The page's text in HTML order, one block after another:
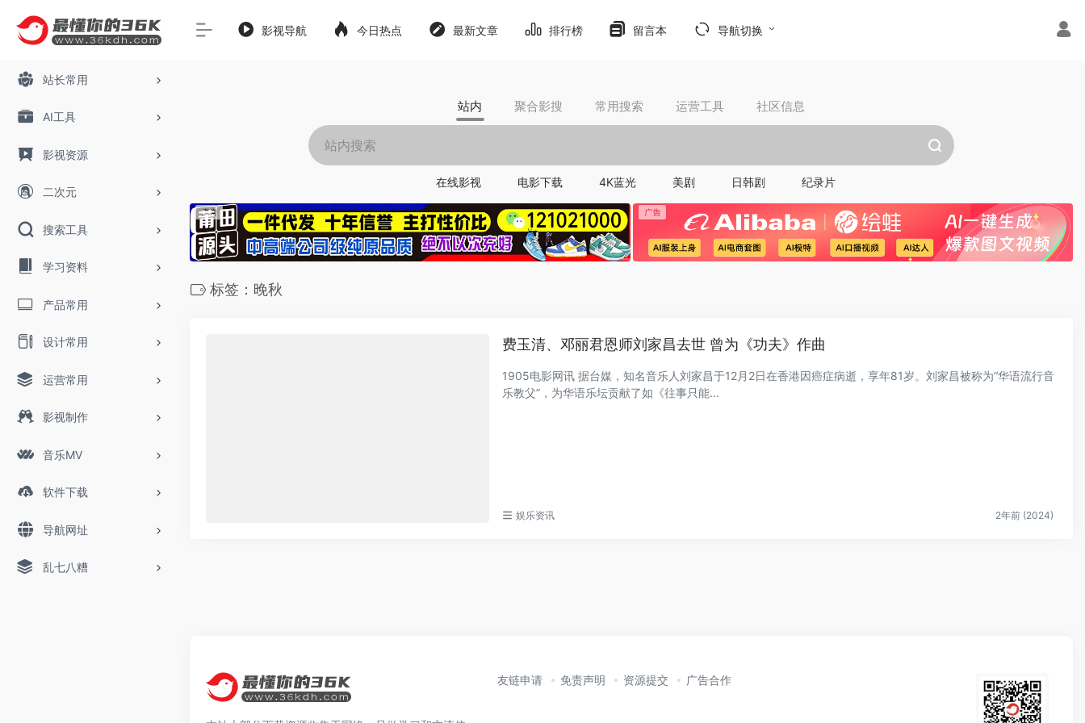
站长常用
AI工具
影视资源
二次元
搜索工具
学习资料
产品常用
设计常用
运营常用
影视制作
音乐MV
软件下载
导航网址
乱七八糟
影视导航 今日热点 最新文章 排行榜 留言本 导航切换
站内 聚合影搜 常用搜索 运营工具 社区信息
在线影视 电影下载 4K蓝光 美剧 日韩剧 纪录片
标签：晚秋
费玉清、邓丽君恩师刘家昌去世 曾为《功夫》作曲
1905电影网讯 据台媒，知名音乐人刘家昌于12月2日在香港因癌症病逝，享年81岁。刘家昌被称为“华语流行音
乐教父”，为华语乐坛贡献了如《往事只能...
娱乐资讯 2年前 (2024)
友链申请 免责声明 资源提交 广告合作